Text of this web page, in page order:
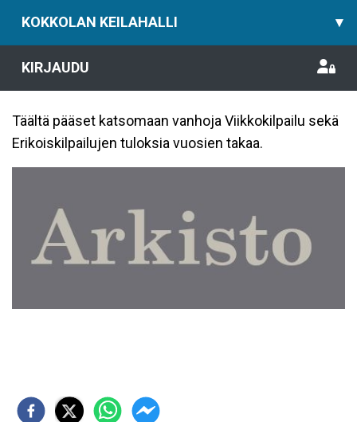
KOKKOLAN KEILAHALLI ▾
KIRJAUDU
Täältä pääset katsomaan vanhoja Viikkokilpailu sekä
Erikoiskilpailujen tuloksia vuosien takaa.